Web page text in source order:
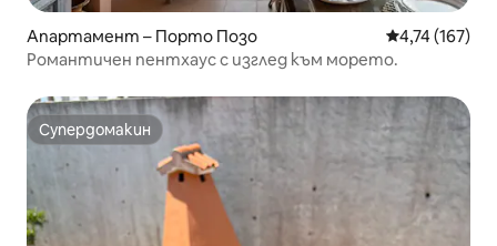
Апартамент – Порто Позо Средна
4,74 (167)
Романтичен пентхаус с изглед към морето.
Супердомакин
Супердомакин